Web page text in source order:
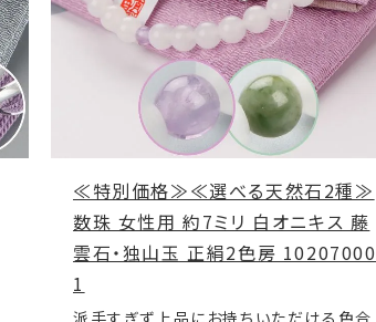
≪特別価格≫≪選べる天然石2種≫
数珠 女性用 約7ミリ 白オニキス 藤
雲石・独山玉 正絹2色房 10207000
1
派手すぎず上品にお持ちいただける色合